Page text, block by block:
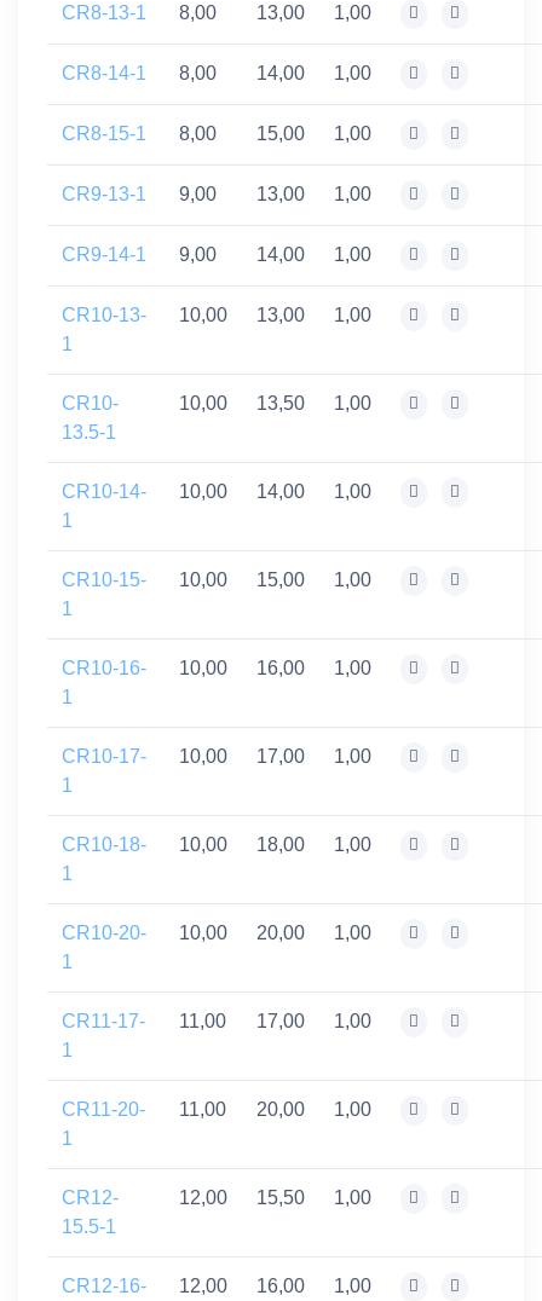
CR8-13-1 8,00 13,00 1,00
CR8-14-1 8,00 14,00 1,00
CR8-15-1 8,00 15,00 1,00
CR9-13-1 9,00 13,00 1,00
CR9-14-1 9,00 14,00 1,00
CR10-13-
1
10,00 13,00 1,00
CR10-
13.5-1
10,00 13,50 1,00
CR10-14-
1
10,00 14,00 1,00
CR10-15-
1
10,00 15,00 1,00
CR10-16-
1
10,00 16,00 1,00
CR10-17-
1
10,00 17,00 1,00
CR10-18-
1
10,00 18,00 1,00
CR10-20-
1
10,00 20,00 1,00
CR11-17-
1
11,00 17,00 1,00
CR11-20-
1
11,00 20,00 1,00
CR12-
15.5-1
12,00 15,50 1,00
CR12-16-
12,00 16,00 1,00